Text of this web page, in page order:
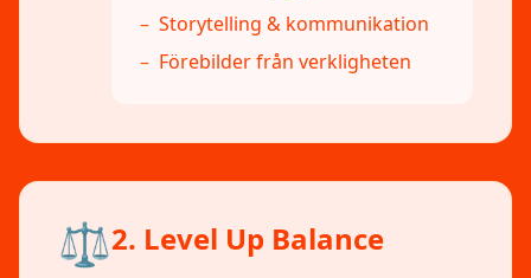
– Storytelling & kommunikation
– Förebilder från verkligheten
⚖️2. Level Up Balance